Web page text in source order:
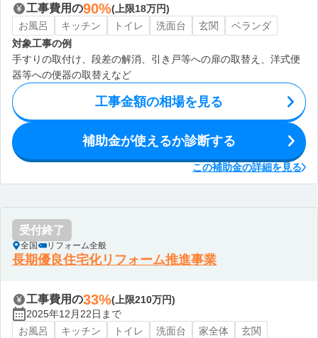
工事費用の90%(上限18万円)
お風呂
キッチン トイレ 洗面台 玄関
ベランダ
対象工事の例
手すりの取付け、段差の解消、引き戸等への扉の取替え、洋式便
器等への便器の取替えなど
工事金額の相場を見る
補助金が使えるか診断する
この補助金の詳細を見る
受付終了
全国 リフォーム全般
長期優良住宅化リフォーム推進事業
工事費用の33%(上限210万円)
2025年12月22日まで
お風呂
キッチン トイレ 洗面台 家全体 玄関